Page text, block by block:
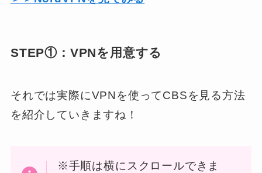
STEP①：VPNを用意する
それでは実際にVPNを使ってCBSを見る方法
を紹介していきますね！
※手順は横にスクロールできま